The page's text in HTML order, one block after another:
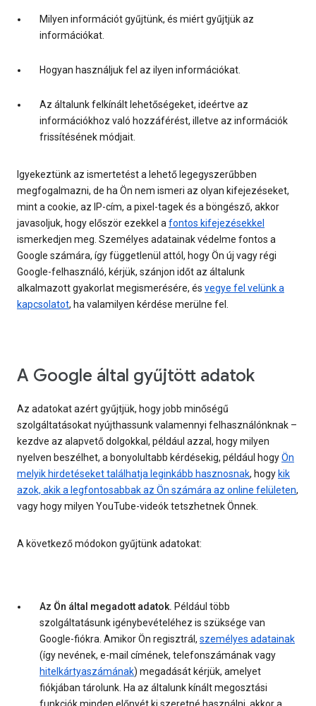
Milyen információt gyűjtünk, és miért gyűjtjük az
információkat.
Hogyan használjuk fel az ilyen információkat.
Az általunk felkínált lehetőségeket, ideértve az
információkhoz való hozzáférést, illetve az információk
frissítésének módjait.
Igyekeztünk az ismertetést a lehető legegyszerűbben
megfogalmazni, de ha Ön nem ismeri az olyan kifejezéseket,
mint a cookie, az IP-cím, a pixel-tagek és a böngésző, akkor
javasoljuk, hogy először ezekkel afontos kifejezésekkel
ismerkedjen meg. Személyes adatainak védelme fontos a
Google számára, így függetlenül attól, hogy Ön új vagy régi
Google-felhasználó, kérjük, szánjon időt az általunk
alkalmazott gyakorlat megismerésére, és vegye fel velünk a
kapcsolatot, ha valamilyen kérdése merülne fel.
A Google által gyűjtött adatok
Az adatokat azért gyűjtjük, hogy jobb minőségű
szolgáltatásokat nyújthassunk valamennyi felhasználónknak –
kezdve az alapvető dolgokkal, például azzal, hogy milyen
nyelven beszélhet, a bonyolultabb kérdésekig, például hogyÖn
melyik hirdetéseket találhatja leginkább hasznosnak, hogy kik
azok, akik a legfontosabbak az Ön számára az online felületen,
vagy hogy milyen YouTube-videók tetszhetnek Önnek.
A következő módokon gyűjtünk adatokat:
Az Ön által megadott adatok. Például több
szolgáltatásunk igénybevételéhez is szüksége van
Google-fiókra. Amikor Ön regisztrál, személyes adatainak
(így nevének, e-mail címének, telefonszámának vagy
hitelkártyaszámának) megadását kérjük, amelyet
fiókjában tárolunk. Ha az általunk kínált megosztási